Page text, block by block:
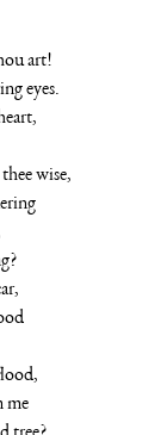
art!
eyes.
wise,
me